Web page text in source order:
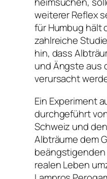
weiterer Reflex
für Humbug hält
zahlreiche
hin, dass
und Ängste aus
verursacht
Ein Experiment
durchgeführt
Schweiz und
Albträume dem
beängstigenden
realen Leben